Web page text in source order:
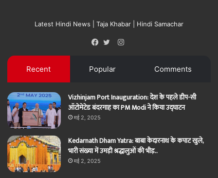
Latest Hindi News | Taja Khabar | Hindi Samachar
Instagram
Recent Popular Comments
Vizhinjam Port Inauguration: देश के पहले डीप-सी
ऑटोमेटेड बंदरगाह का PM Modi ने किया उद्घाटन
मई 2, 2025
Kedarnath Dham Yatra: बाबा केदारनाथ के कपाट खुले,
भारी संख्या में उमड़ी श्रद्धालुओं की भीड़..
मई 2, 2025